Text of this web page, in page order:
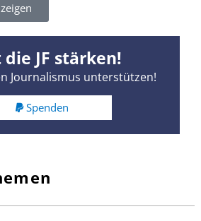
die JF stärken!
Journalismus unterstützen!
Spenden